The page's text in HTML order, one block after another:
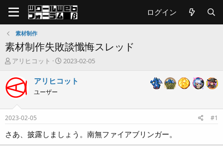
ログイン
素材制作
素材制作失敗談懺悔スレッド
T
r
e
a
s
t
a
r
アリヒコット
開
日
2023-02-05
アリヒコット
ユーザー
2023-02-05 #1
さあ、披露しましょう。南無ファイアブリンガー。